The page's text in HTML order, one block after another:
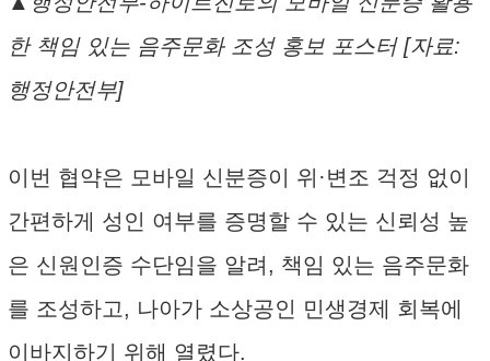
한 책임 있는 음주문화 조성 홍보 포스터 [자료:
행정안전부]
이번 협약은 모바일 신분증이 위·변조 걱정 없이
간편하게 성인 여부를 증명할 수 있는 신뢰성 높
은 신원인증 수단임을 알려, 책임 있는 음주문화
를 조성하고, 나아가 소상공인 민생경제 회복에
이바지하기 위해 열렸다.